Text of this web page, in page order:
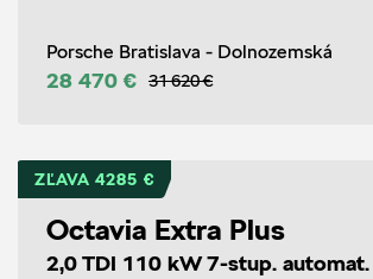
Porsche Bratislava - Dolnozemská
28 470 € 31 620 €
ZĽAVA 4285 €
Octavia Extra Plus
2,0 TDI 110 kW 7-stup. automat.